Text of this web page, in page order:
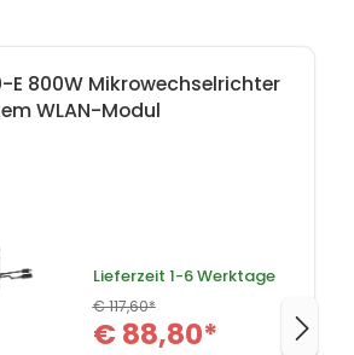
E 800W Mikrowechselrichter
WLAN-Modul
Lieferzeit 1-6 Werktage
€ 88,80*
€ 117,60*